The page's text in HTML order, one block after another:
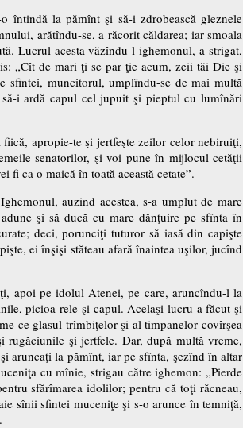
la pămînt şi să-i zdrobească gleznele
arătîndu-se, a răcorit căldarea; iar smoala
Lucrul acesta văzîndu-l ighemonul, a strigat,
„Cît de mari ţi se par ţie acum, zeii tăi Die şi
sfintei, muncitorul, umplîndu-se de mai multă
i ardă capul cel jupuit şi pieptul cu lumînări
apropie-te şi jertfeşte zeilor celor nebiruiţi,
senatorilor, şi voi pune în mijlocul cetăţii
fi ca o maică în toată această cetate”.
auzind acestea, s-a umplut de mare
şi să ducă cu mare dănţuire pe sfînta în
deci, porunciţi tuturor să iasă din capişte
ei înşişi stăteau afară înaintea uşilor, jucînd
apoi pe idolul Atenei, pe care, aruncîndu-l la
picioa-rele şi capul. Acelaşi lucru a făcut şi
ce glasul trîmbiţelor şi al timpanelor covîrşea
şi jertfele. Dar, după multă vreme,
aruncaţi la pămînt, iar pe sfînta, şezînd în altar
cu mînie, strigau către ighemon: „Pierde
sfărîmarea idolilor; pentru că toţi răcneau,
sînii sfintei muceniţe şi s-o arunce în temniţă,